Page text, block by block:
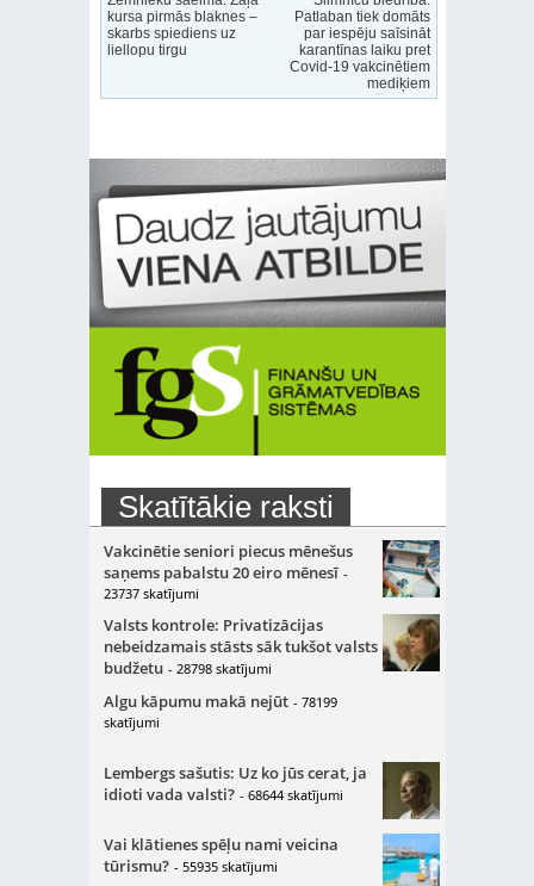
kursa pirmās blaknes –
skarbs spiediens uz
liellopu tirgu
Patlaban tiek domāts
par iespēju saīsināt
karantīnas laiku pret
Covid-19 vakcinētiem
mediķiem
Skatītākie raksti
Vakcinētie seniori piecus mēnešus
saņems pabalstu 20 eiro mēnesī -
23737 skatījumi
Valsts kontrole: Privatizācijas
nebeidzamais stāsts sāk tukšot valsts
budžetu - 28798 skatījumi
Algu kāpumu makā nejūt - 78199
skatījumi
Lembergs sašutis: Uz ko jūs cerat, ja
idioti vada valsti? - 68644 skatījumi
Vai klātienes spēļu nami veicina
tūrismu? - 55935 skatījumi